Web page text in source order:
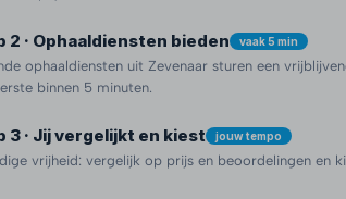
2 · Ophaaldiensten bieden vaak 5 min
ophaaldiensten uit Zevenaar sturen een
binnen 5 minuten.
3 · Jij vergelijkt en kiest jouw tempo
vrijheid: vergelijk op prijs en beoordelingen en